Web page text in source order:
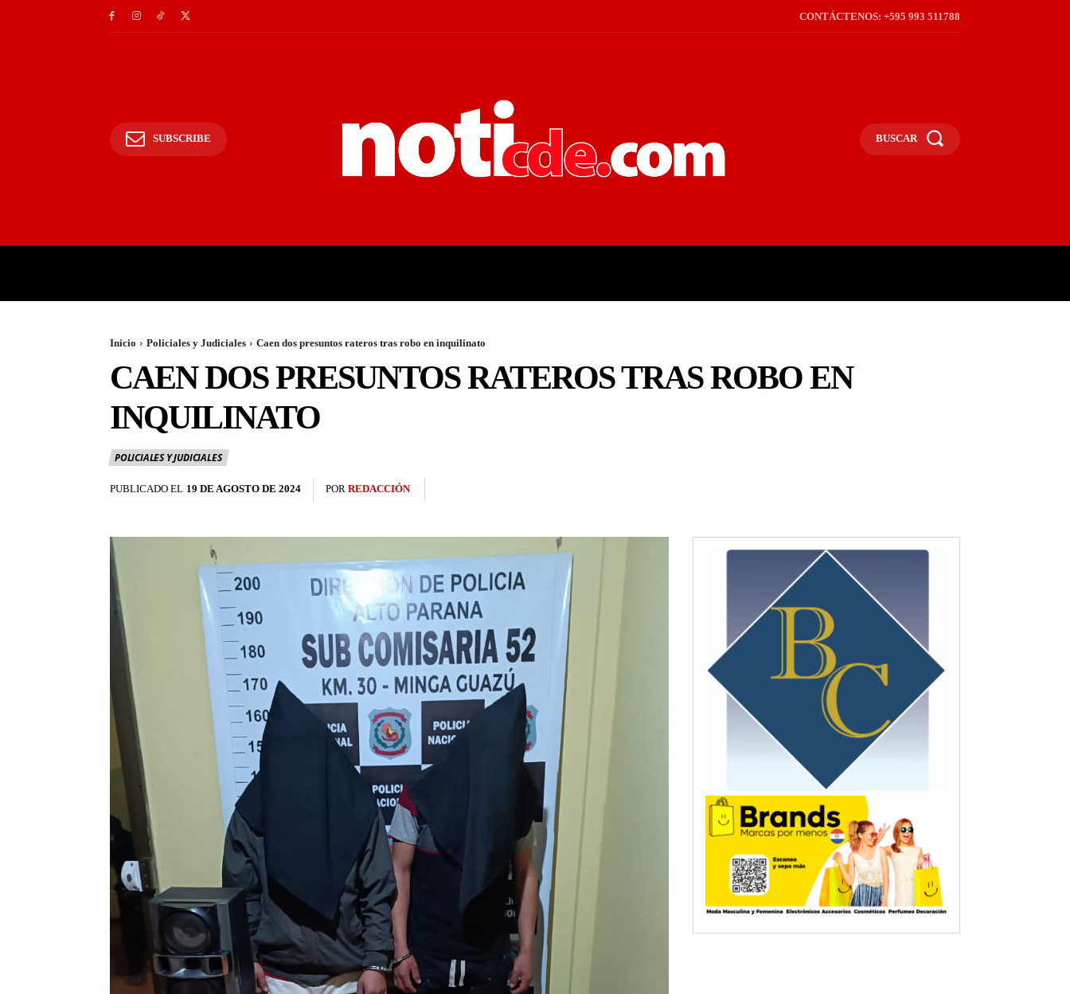
CONTÁCTENOS: +595 993 511788
SUBSCRIBE BUSCAR
Inicio Policiales y Judiciales Caen dos presuntos rateros tras robo en inquilinato
CAEN DOS PRESUNTOS RATEROS TRAS ROBO EN
INQUILINATO
POLICIALES Y JUDICIALES
PUBLICADO EL 19 DE AGOSTO DE 2024 POR REDACCIÓN